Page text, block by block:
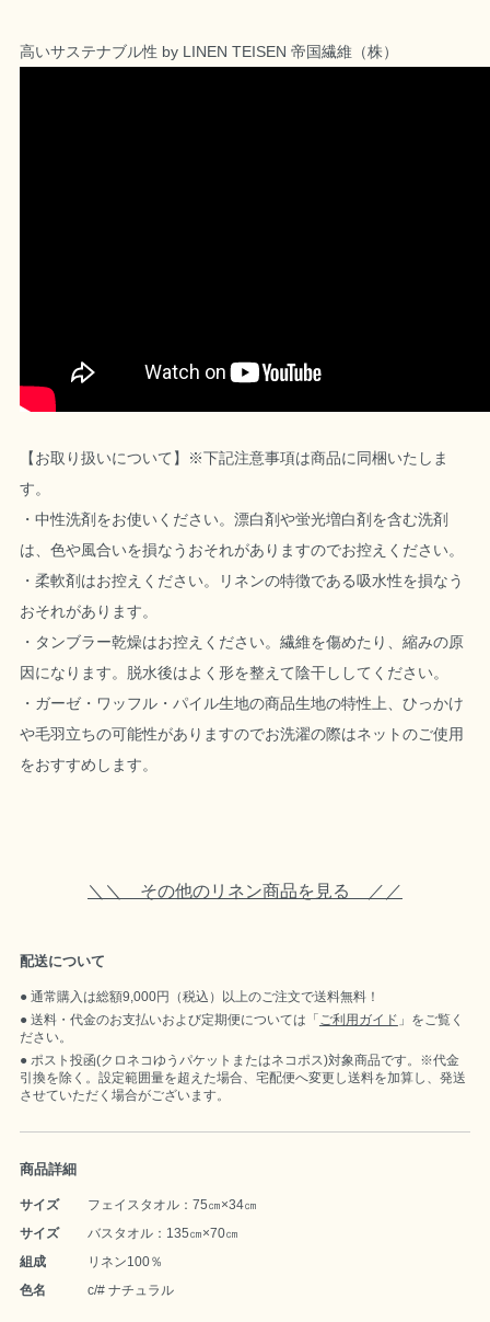
高いサステナブル性 by LINEN TEISEN 帝国繊維（株）
【お取り扱いについて】※下記注意事項は商品に同梱いたしま
す。
・中性洗剤をお使いください。漂白剤や蛍光増白剤を含む洗剤
は、色や風合いを損なうおそれがありますのでお控えください。
・柔軟剤はお控えください。リネンの特徴である吸水性を損なう
おそれがあります。
・タンブラー乾燥はお控えください。繊維を傷めたり、縮みの原
因になります。脱水後はよく形を整えて陰干ししてください。
・ガーゼ・ワッフル・パイル生地の商品生地の特性上、ひっかけ
や毛羽立ちの可能性がありますのでお洗濯の際はネットのご使用
をおすすめします。
＼＼ その他のリネン商品を見る ／／
配送について
通常購入は総額9,000円（税込）以上のご注文で送料無料！
送料・代金のお支払いおよび定期便については「 ご利用ガイド 」をご覧く
ださい。
ポスト投函(クロネコゆうパケットまたはネコポス)対象商品です。※代金
引換を除く。設定範囲量を超えた場合、宅配便へ変更し送料を加算し、発送
させていただく場合がございます。
商品詳細
サイズ
フェイスタオル：75㎝×34㎝
サイズ
バスタオル：135㎝×70㎝
組成
リネン100％
色名
c/# ナチュラル